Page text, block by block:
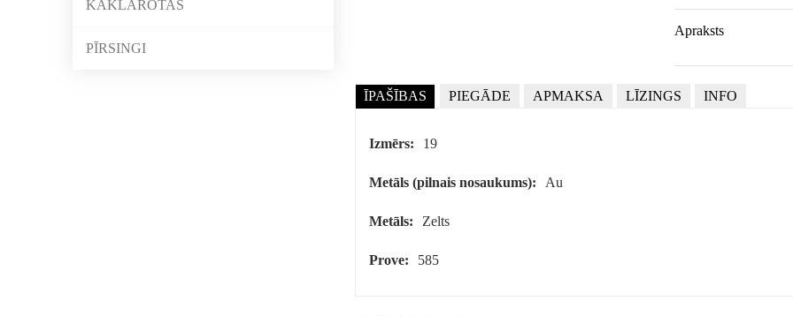
KAKLAROTAS
PĪRSINGI
Apraksts
ĪPAŠĪBAS PIEGĀDE APMAKSA LĪZINGS INFO
Izmērs: 19
Metāls (pilnais nosaukums): Au
Metāls: Zelts
Prove: 585